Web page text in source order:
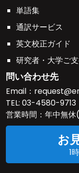
単語集
通訳サービス
英文校正ガイド
研究者・大学ご
問い合わせ先
Email：
TEL: 03-4580-9713
営業時間：年中無
お
1